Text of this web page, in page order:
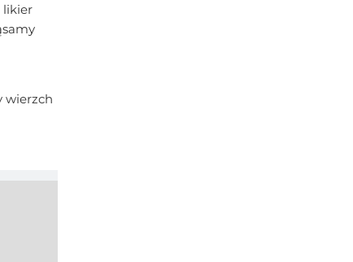
likier
wierzch